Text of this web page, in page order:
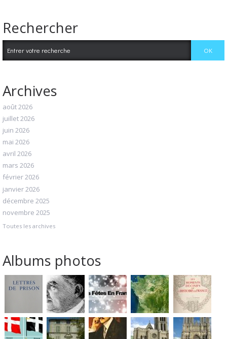
Rechercher
Archives
août 2026
juillet 2026
juin 2026
mai 2026
avril 2026
mars 2026
février 2026
janvier 2026
décembre 2025
novembre 2025
Toutes les archives
Albums photos